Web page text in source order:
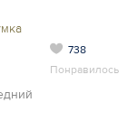
738
Понравилось